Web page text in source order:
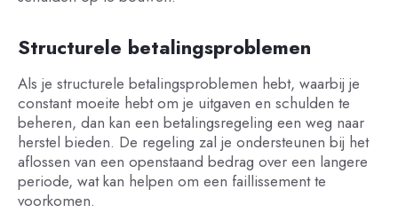
Structurele betalingsproblemen
Als je structurele betalingsproblemen hebt, waarbij je
constant moeite hebt om je uitgaven en schulden te
beheren, dan kan een betalingsregeling een weg naar
herstel bieden. De regeling zal je ondersteunen bij het
aflossen van een openstaand bedrag over een langere
periode, wat kan helpen om een faillissement te
voorkomen.